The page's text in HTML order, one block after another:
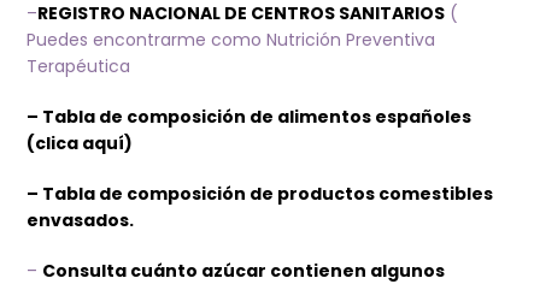
–REGISTRO NACIONAL DE CENTROS SANITARIOS (
Puedes encontrarme como Nutrición Preventiva
Terapéutica
– Tabla de composición de alimentos españoles
(clica aquí)
– Tabla de composición de productos comestibles
envasados.
– Consulta cuánto azúcar contienen algunos